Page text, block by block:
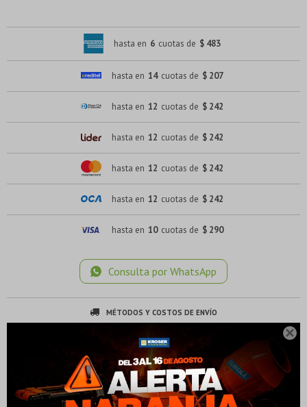

hasta en 6 cuotas de $ 483
hasta en 14 cuotas de $ 207
hasta en 12 cuotas de $ 242
hasta en 12 cuotas de $ 242
hasta en 12 cuotas de $ 242
hasta en 12 cuotas de $ 242
hasta en 10 cuotas de $ 290
Consulta por WhatsApp
MÉTODOS Y COSTOS DE ENVÍO
Descripción
Comprá ahora y Pagá
Después, hasta en 12
¡Sumate a la forma más ágil de comprar!
cuotas * ¡Solo con tu cédula!
* sujeto aprobación crediticia.
Verifica si estás calificado para comprar con Pago
Después:
Comprá ahora y Pagá
Después, hasta en 12
¡Sumate a la forma más ágil de comprar!
cuotas * ¡Solo con tu cédula!
* sujeto aprobación crediticia.
Verifica si estás calificado para comprar con Pago
Después: